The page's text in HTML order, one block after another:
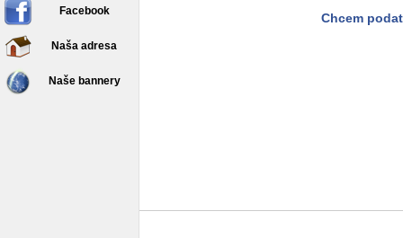
Facebook
Naša adresa
Naše bannery
Chcem